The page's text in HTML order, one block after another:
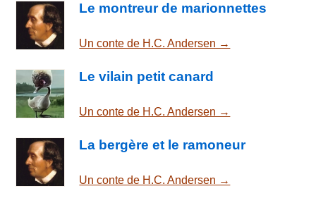
Le montreur de marionnettes
Un conte de H.C. Andersen →
Le vilain petit canard
Un conte de H.C. Andersen →
La bergère et le ramoneur
Un conte de H.C. Andersen →